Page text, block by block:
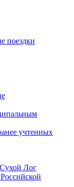
поездки
учтенных
Лог